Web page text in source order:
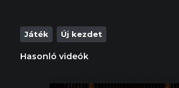
Játék Új kezdet
Hasonló videók